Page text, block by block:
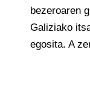
bezeroaren
Galiziako
egosita. A